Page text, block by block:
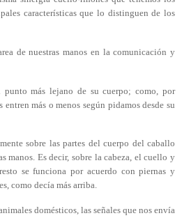
características que lo distinguen de los
de nuestras manos en la comunicación y
más lejano de su cuerpo; como, por
más o menos según pidamos desde su
sobre las partes del cuerpo del caballo
manos. Es decir, sobre la cabeza, el cuello y
se funciona por acuerdo con piernas y
como decía más arriba.
domésticos, las señales que nos envía